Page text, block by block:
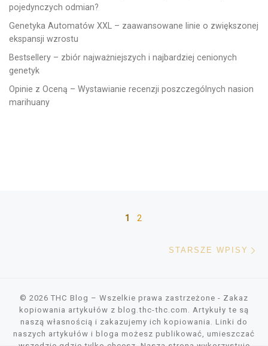
pojedynczych odmian?
Genetyka Automatów XXL – zaawansowane linie o zwiększonej
ekspansji wzrostu
Bestsellery – zbiór najważniejszych i najbardziej cenionych
genetyk
Opinie z Oceną – Wystawianie recenzji poszczególnych nasion
marihuany
Nawigacja po wpisach
1 2
STARSZE WPISY
© 2026THC Blog – Wszelkie prawa zastrzeżone - Zakaz
kopiowania artykułów z blog.thc-thc.com. Artykuły te są
naszą własnością i zakazujemy ich kopiowania. Linki do
naszych artykułów i bloga możesz publikować, umieszczać